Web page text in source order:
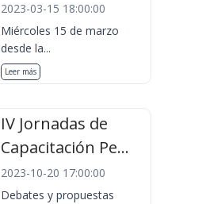
2023-03-15 18:00:00
Miércoles 15 de marzo
desde la...
Leer más
IV Jornadas de
Capacitación Pe...
2023-10-20 17:00:00
Debates y propuestas